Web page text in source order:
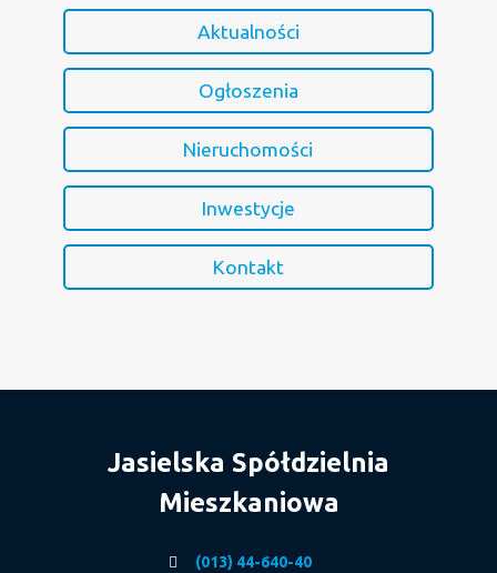
Aktualności
Ogłoszenia
Nieruchomości
Inwestycje
Kontakt
Jasielska Spółdzielnia
Mieszkaniowa
(013) 44-640-40